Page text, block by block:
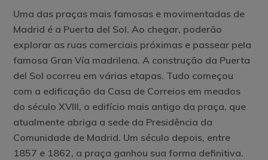
Uma das praças mais famosas e movimentadas de
Madrid é a Puerta del Sol. Ao chegar, poderão
explorar as ruas comerciais próximas e passear pela
famosa Gran Vía madrilena. A construção da Puerta
del Sol ocorreu em várias etapas. Tudo começou
com a edificação da Casa de Correios em meados
do século XVIII, o edifício mais antigo da praça, que
atualmente abriga a sede da Presidência da
Comunidade de Madrid. Um século depois, entre
1857 e 1862, a praça ganhou sua forma definitiva.